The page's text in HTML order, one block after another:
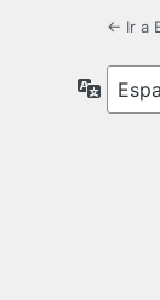
← Ir a
Idioma